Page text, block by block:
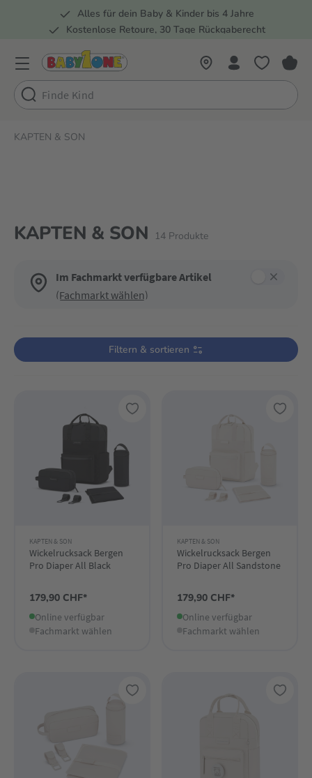
Zur Hauptnavigation springen
Alles für dein Baby & Kinder bis 4 Jahre
Kostenlose Retoure, 30 Tage Rückgaberecht
KAPTEN & SON
KAPTEN & SON 14Produkte
Im Fachmarkt verfügbare Artikel
(Fachmarkt wählen)
Filtern & sortieren
KAPTEN & SON
Wickelrucksack Bergen
Pro Diaper All Black
179,90 CHF*
Online verfügbar
Fachmarkt wählen
KAPTEN & SON
Wickelrucksack Bergen
Pro Diaper All Sandstone
179,90 CHF*
Online verfügbar
Fachmarkt wählen